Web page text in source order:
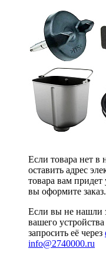
Если товара нет
оставить адрес
товара вам
вы оформите заказ.
Если вы не нашли
вашего
запросить её через
info@2740000.ru